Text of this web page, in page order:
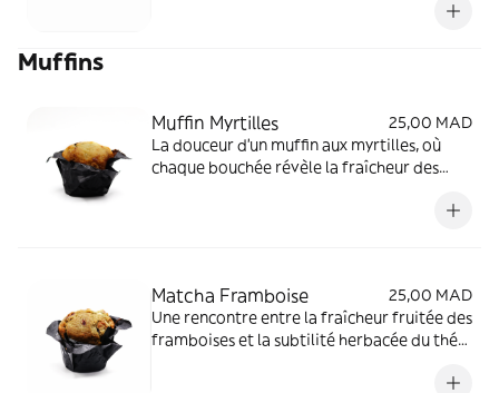
Muffins
Muffin Myrtilles
25,00 MAD
La douceur d'un muffin aux myrtilles, où
chaque bouchée révèle la fraîcheur des
Matcha Framboise
25,00 MAD
Une rencontre entre la fraîcheur fruitée des
framboises et la subtilité herbacée du thé